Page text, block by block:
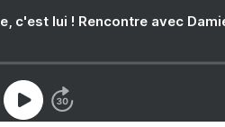
c'est lui ! Rencontre avec